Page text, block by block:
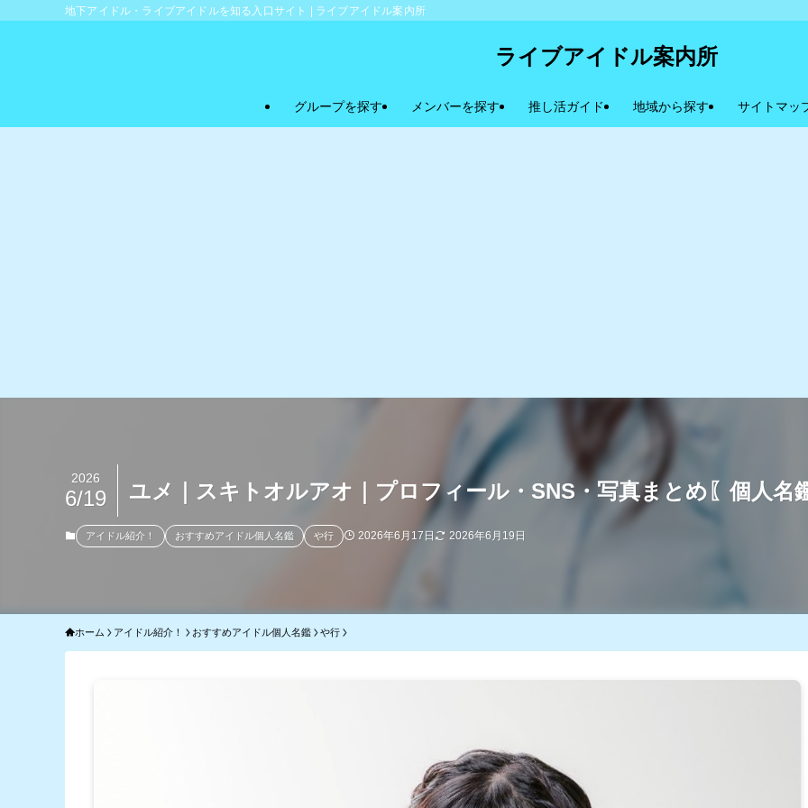
地下アイドル・ライブアイドルを知る入口サイト | ライブアイドル案内所
ライブアイドル案内所
グループを探す メンバーを探す 推し活ガイド 地域から探す サイトマッ
ユメ｜スキトオルアオ｜プロフィール・SNS・写真まとめ〖個人名
2026
6/19
アイドル紹介！ おすすめアイドル個人名鑑 や行 2026年6月17日 2026年6月19日
ホーム アイドル紹介！ おすすめアイドル個人名鑑 や行